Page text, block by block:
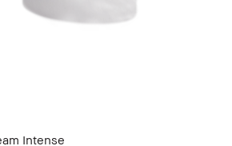
Intense